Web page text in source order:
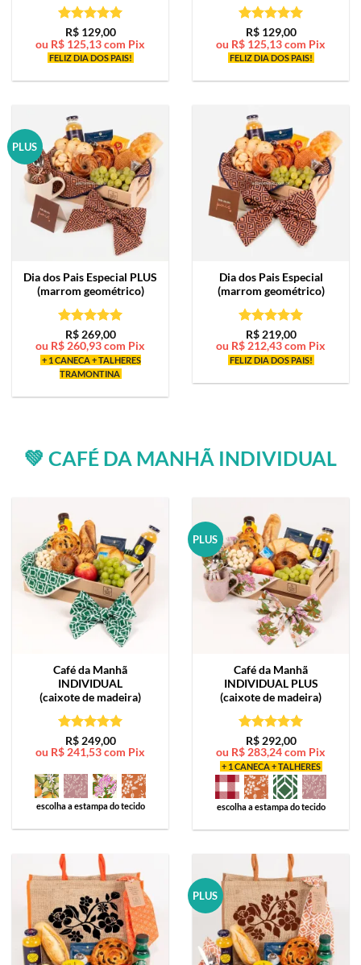
Avaliação5
de 5
R$129,00
ou R$ 125,13com Pix
FELIZ DIA DOS PAIS!
Avaliação5
de 5
R$129,00
ou R$ 125,13com Pix
FELIZ DIA DOS PAIS!
PLUS
Dia dos Pais Especial PLUS
(marrom geométrico)
Avaliação5
de 5
R$269,00
ou R$ 260,93com Pix
+ 1 CANECA + TALHERES
TRAMONTINA
Dia dos Pais Especial
(marrom geométrico)
Avaliação5
de 5
R$219,00
ou R$ 212,43com Pix
FELIZ DIA DOS PAIS!
💚 CAFÉ DA MANHÃ INDIVIDUAL
Café da Manhã
INDIVIDUAL
(caixote de madeira)
Avaliação5
de 5
R$249,00
ou R$241,53com Pix
escolha a estampa do tecido
PLUS
Café da Manhã
INDIVIDUAL PLUS
(caixote de madeira)
Avaliação5
de 5
R$292,00
ou R$283,24com Pix
+ 1 CANECA + TALHERES
escolha a estampa do tecido
PLUS